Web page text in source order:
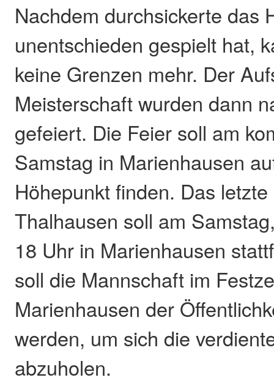
Nachdem durchsickerte das
unentschieden gespielt hat,
keine Grenzen mehr. Der
Meisterschaft wurden dann
gefeiert. Die Feier soll am
Samstag in Marienhausen
Höhepunkt finden. Das
Thalhausen soll am
18 Uhr in Marienhausen
soll die Mannschaft im
Marienhausen der
werden, um sich die
abzuholen.